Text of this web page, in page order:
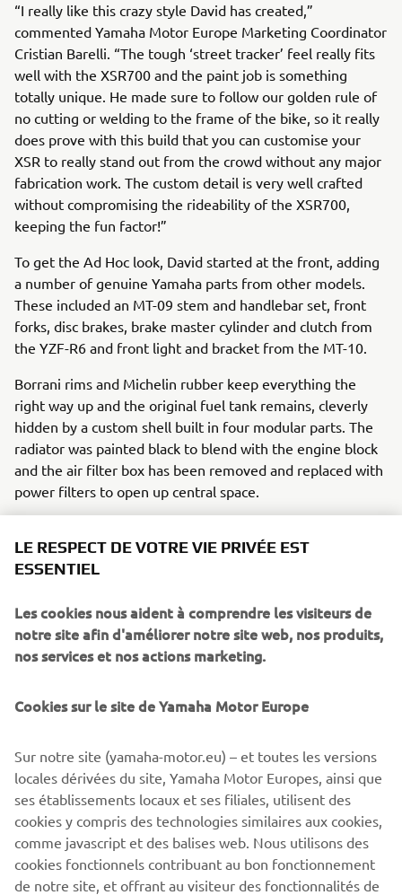
“I really like this crazy style David has created,”
commented Yamaha Motor Europe Marketing Coordinator
Cristian Barelli. “The tough ‘street tracker’ feel really fits
well with the XSR700 and the paint job is something
totally unique. He made sure to follow our golden rule of
no cutting or welding to the frame of the bike, so it really
does prove with this build that you can customise your
XSR to really stand out from the crowd without any major
fabrication work. The custom detail is very well crafted
without compromising the rideability of the XSR700,
keeping the fun factor!”
To get the Ad Hoc look, David started at the front, adding
a number of genuine Yamaha parts from other models.
These included an MT-09 stem and handlebar set, front
forks, disc brakes, brake master cylinder and clutch from
the YZF-R6 and front light and bracket from the MT-10.
Borrani rims and Michelin rubber keep everything the
right way up and the original fuel tank remains, cleverly
hidden by a custom shell built in four modular parts. The
radiator was painted black to blend with the engine block
and the air filter box has been removed and replaced with
power filters to open up central space.
rather more aggressive sounding full SC Project system
and a rear subframe is custom made to bolt on, allowing
15mm with a Gears Racing shock and a custom seat is
added with high quality cowhide. At the front clever fork
sleeves incorporate the front turn signal and the bike is
colours, given a modern, light-hearted twist to stand out.
for the custom argument, a real street tracker with
attitude.
For more info on Ad Hoc Café Racers
visit:www.adhocaferacers.com
LE RESPECT DE VOTRE VIE PRIVÉE EST
ESSENTIEL
Les cookies nous aident à comprendre les visiteurs de
notre site afin d'améliorer notre site web, nos produits,
nos services et nos actions marketing.
Cookies sur le site de Yamaha Motor Europe
Sur notre site (yamaha-motor.eu) – et toutes les versions
locales dérivées du site, Yamaha Motor Europes, ainsi que
ses établissements locaux et ses filiales, utilisent des
cookies y compris des technologies similaires aux cookies,
comme javascript et des balises web. Nous utilisons des
cookies fonctionnels contribuant au bon fonctionnement
de notre site, et offrant au visiteur des fonctionnalités de